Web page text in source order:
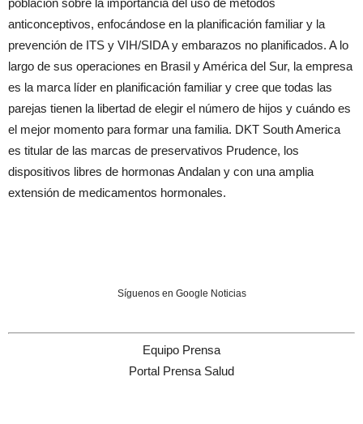
anticonceptivos, enfocándose en la planificación familiar y la
prevención de ITS y VIH/SIDA y embarazos no planificados. A lo
largo de sus operaciones en Brasil y América del Sur, la empresa
es la marca líder en planificación familiar y cree que todas las
parejas tienen la libertad de elegir el número de hijos y cuándo es
el mejor momento para formar una familia. DKT South America
es titular de las marcas de preservativos Prudence, los
dispositivos libres de hormonas Andalan y con una amplia
extensión de medicamentos hormonales.
Síguenos en Google Noticias
Equipo Prensa
Portal Prensa Salud